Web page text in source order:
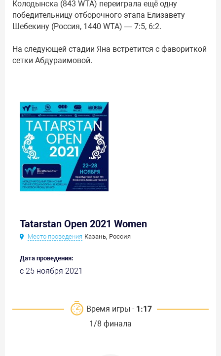
Колодынска (843 WTA) переиграла ещё одну
победительницу отборочного этапа Елизавету
Шебекину (Россия, 1440 WTA) — 7:5, 6:2.
На следующей стадии Яна встретится с фавориткой
сетки Абдураимовой.
Tatarstan Open 2021 Women
Место проведения Казань, Россия
Дата проведения:
с 25 ноября 2021
Время игры - 1:17
1/8 финала